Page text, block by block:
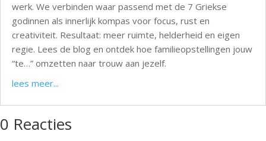
werk. We verbinden waar passend met de 7 Griekse
godinnen als innerlijk kompas voor focus, rust en
creativiteit. Resultaat: meer ruimte, helderheid en eigen
regie. Lees de blog en ontdek hoe familieopstellingen jouw
“te…” omzetten naar trouw aan jezelf.
lees meer...
0 Reacties